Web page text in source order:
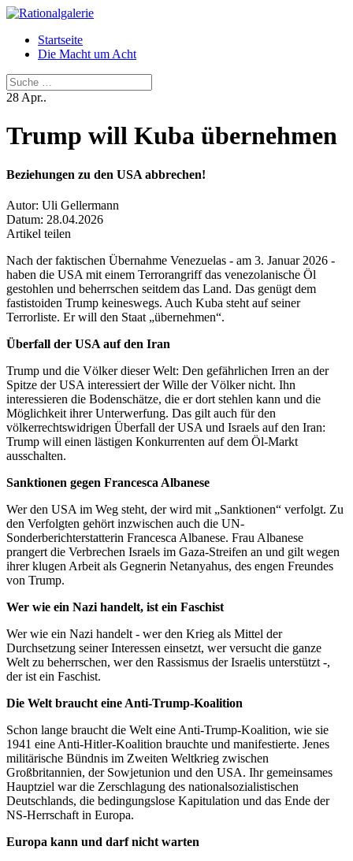
Startseite
Die Macht um Acht
Suchen
28 Apr..
Trump will Kuba übernehmen
Beziehungen zu den USA abbrechen!
Autor: Uli Gellermann
Datum: 28.04.2026
Artikel teilen
Nach der faktischen Übernahme Venezuelas - am 3. Januar 2026 -
haben die USA mit einem Terrorangriff das venezolanische Öl
gestohlen und beherrschen seitdem das Land. Das genügt dem
fastistoiden Trump keineswegs. Auch Kuba steht auf seiner
Terrorliste. Er will den Staat „übernehmen“.
Überfall der USA auf den Iran
Trump und die Völker dieser Welt: Den gefährlichen Irren an der
Spitze der USA interessiert der Wille der Völker nicht. Ihn
interessieren die Bodenschätze, die er dort stehlen kann und die
Möglichkeit ihrer Unterwerfung. Das gilt auch für den
völkerrechtswidrigen Überfall der USA und Israels auf den Iran:
Trump will einen lästigen Konkurrenten auf dem Öl-Markt
ausschalten.
Sanktionen gegen Francesca Albanese
Wer den USA im Weg steht, der wird mit „Sanktionen“ verfolgt. Zu
den Verfolgten gehört inzwischen auch die UN-
Sonderberichterstatterin Francesca Albanese. Frau Albanese
prangert die Verbrechen Israels im Gaza-Streifen an und gilt wegen
ihrer klugen Arbeit als Gegnerin Netanyahus, des engen Freundes
von Trump.
Wer wie ein Nazi handelt, ist ein Faschist
Wer wie ein Nazi handelt - wer den Krieg als Mittel der
Durchsetzung seiner Interessen einsetzt, wer versucht die ganze
Welt zu beherrschen, wer den Rassismus der Israelis unterstützt -,
der ist ein Faschist.
Die Welt braucht eine Anti-Trump-Koalition
Schon lange braucht die Welt eine Anti-Trump-Koalition, wie sie
1941 eine Anti-Hitler-Koalition brauchte und manifestierte. Jenes
militärische Bündnis im Zweiten Weltkrieg zwischen
Großbritannien, der Sowjetunion und den USA. Ihr gemeinsames
Hauptziel war die Zerschlagung des nationalsozialistischen
Deutschlands, die bedingungslose Kapitulation und das Ende der
NS-Herrschaft in Europa.
Europa kann und darf nicht warten